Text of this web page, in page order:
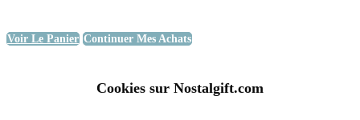
Voir Le Panier Continuer Mes Achats
Cookies sur Nostalgift.com